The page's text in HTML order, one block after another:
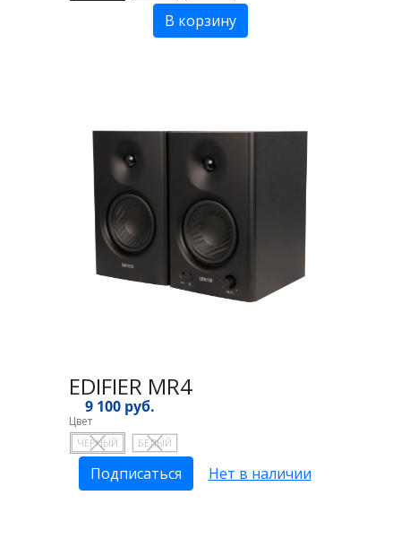
В корзину
EDIFIER MR4
9 100 руб.
Цвет
ЧЕРНЫЙ БЕЛЫЙ
Подписаться Нет в наличии